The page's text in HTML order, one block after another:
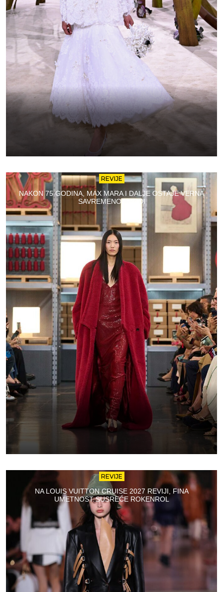
REVIJE
NAKON 75 GODINA, MAX MARA I DALJE OSTAJE VERNA
SAVREMENOJ MODI
REVIJE
NA LOUIS VUITTON CRUISE 2027 REVIJI, FINA
UMETNOST SUSREĆE ROKENROL